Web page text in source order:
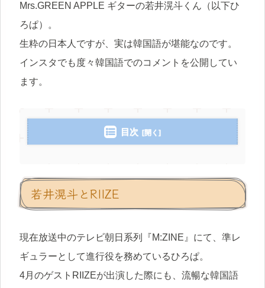
Mrs.GREEN APPLE ギターの若井滉斗くん（以下ひ
ろぱ）。
生粋の日本人ですが、実は韓国語が堪能なのです。
インスタでも度々韓国語でのコメントを公開してい
ます。
目次
若井滉斗とRIIZE
現在放送中のテレビ朝日系列『M:ZINE』にて、準レ
ギュラーとして進行役を務めているひろぱ。
4月のゲストRIIZEが出演した際にも、流暢な韓国語